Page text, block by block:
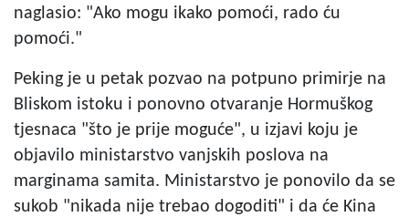
naglasio: "Ako mogu ikako pomoći, rado ću
pomoći."
Peking je u petak pozvao na potpuno primirje na
Bliskom istoku i ponovno otvaranje Hormuškog
tjesnaca "što je prije moguće", u izjavi koju je
objavilo ministarstvo vanjskih poslova na
marginama samita. Ministarstvo je ponovilo da se
sukob "nikada nije trebao dogoditi" i da će Kina